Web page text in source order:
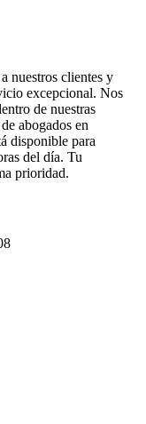
nuestros clientes y
excepcional. Nos
de nuestras
abogados en
disponible para
del día. Tu
prioridad.